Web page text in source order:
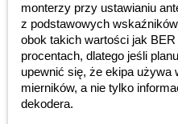
monterzy przy ustawianiu
z podstawowych
obok takich wartości jak BER
procentach, dlatego jeśli
upewnić się, że ekipa używa
mierników, a nie tylko
dekodera.